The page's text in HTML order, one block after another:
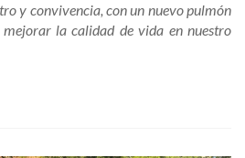
y convivencia, con un nuevo pulmón
la calidad de vida en nuestro